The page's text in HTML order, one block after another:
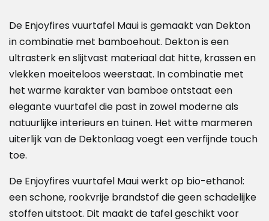
De Enjoyfires vuurtafel Maui is gemaakt van Dekton
in combinatie met bamboehout. Dekton is een
ultrasterk en slijtvast materiaal dat hitte, krassen en
vlekken moeiteloos weerstaat. In combinatie met
het warme karakter van bamboe ontstaat een
elegante vuurtafel die past in zowel moderne als
natuurlijke interieurs en tuinen. Het witte marmeren
uiterlijk van de Dektonlaag voegt een verfijnde touch
toe.
De Enjoyfires vuurtafel Maui werkt op bio-ethanol:
een schone, rookvrije brandstof die geen schadelijke
stoffen uitstoot. Dit maakt de tafel geschikt voor